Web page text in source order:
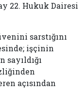
22. Hukuk Dairesi
sarstığını
işçinin
açısından